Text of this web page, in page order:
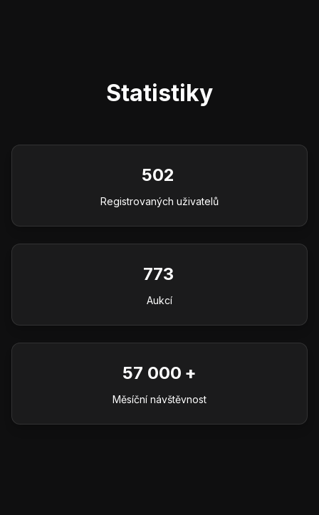
Statistiky
502
Registrovaných uživatelů
773
Aukcí
57 000
Měsíční návštěvnost